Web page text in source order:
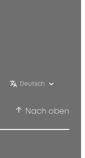
Deutsch
Nach oben